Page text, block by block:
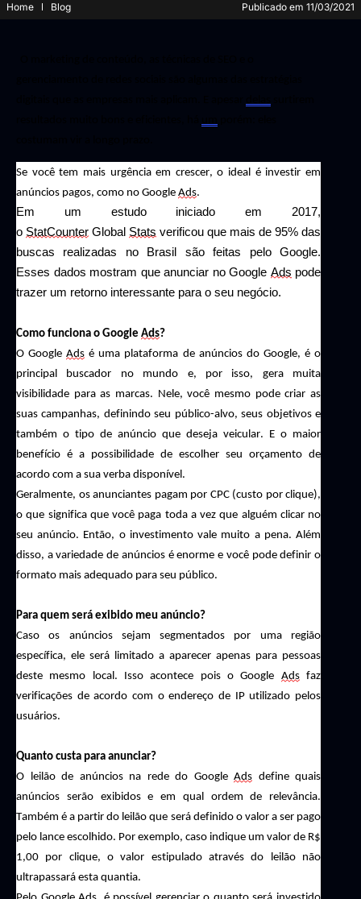
Home Blog Publicado em 11/03/2021
Se você tem mais urgência em crescer, o ideal é investir em
anúncios pagos, como no Google Ads.
Em um estudo iniciado em 2017,
o StatCounter Global Stats verificou que mais de 95% das
buscas realizadas no Brasil são feitas pelo Google.
Esses dados mostram que anunciar no Google Ads pode
trazer um retorno interessante para o seu negócio.
Como funciona o Google Ads?
O GoogleAds é uma plataforma de anúncios do Google, é o
principal buscador no mundo e, por isso, gera muita
visibilidade para as marcas. Nele, você mesmo pode criar as
suas campanhas, definindo seu público-alvo, seus objetivos e
também o tipo de anúncio que deseja veicular. E o maior
benefício é a possibilidade de escolher seu orçamento de
acordo com a sua verba disponível.
Geralmente, os anunciantes pagam por CPC (custo por clique),
o que significa que você paga toda a vez que alguém clicar no
seu anúncio. Então, o investimento vale muito a pena. Além
disso, a variedade de anúncios é enorme e você pode definir o
formato mais adequado para seu público.
Para quem será exibido meu anúncio?
Caso os anúncios sejam segmentados por uma região
específica, ele será limitado a aparecer apenas para pessoas
deste mesmo local. Isso acontece pois o Google Adsfaz
verificações de acordo com o endereço de IP utilizado pelos
usuários.
Quanto custa para anunciar?
O leilão de anúncios na rede do Google Ads define quais
anúncios serão exibidos e em qual ordem de relevância.
Também é a partir do leilão que será definido o valor a ser pago
pelo lance escolhido. Por exemplo, caso indique um valor de R$
1,00 por clique, o valor estipulado através do leilão não
ultrapassará esta quantia.